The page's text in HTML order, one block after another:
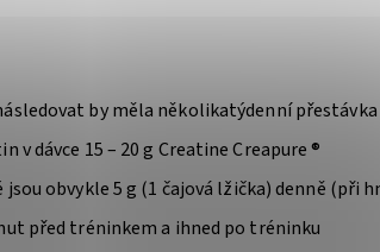
by měla několikatýdenní přestávka
v dávce 15 – 20 g Creatine Creapure ®
jsou obvykle 5 g (1 čajová lžička) denně (při
před tréninkem a ihned po tréninku